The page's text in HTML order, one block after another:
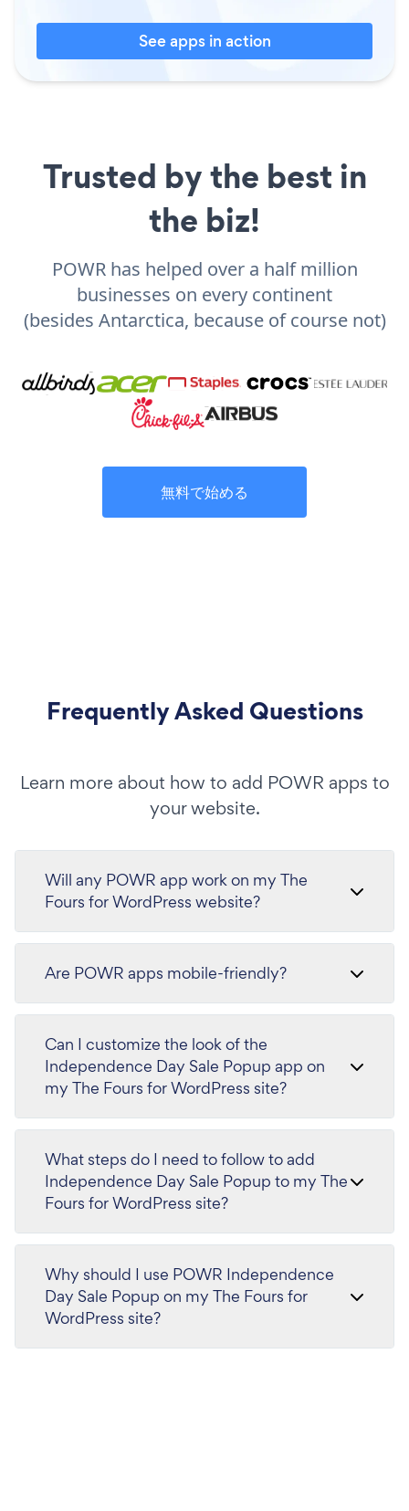
See apps in action
Trusted by the best in
the biz!
POWR has helped over a half million
businesses on every continent
(besides Antarctica, because of course not)
無料で始める
Frequently Asked Questions
Learn more about how to add POWR apps to
your website.
Will any POWR app work on my The
Fours for WordPress website?
Are POWR apps mobile-friendly?
Can I customize the look of the
Independence Day Sale Popup app on
my The Fours for WordPress site?
What steps do I need to follow to add
Independence Day Sale Popup to my The
Fours for WordPress site?
Why should I use POWR Independence
Day Sale Popup on my The Fours for
WordPress site?